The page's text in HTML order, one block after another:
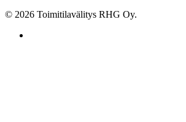
© 2026 Toimitilavälitys RHG Oy.